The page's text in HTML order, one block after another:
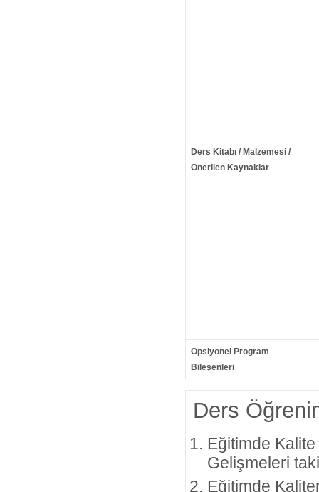
Ders Kitabı / Malzemesi /
Önerilen Kaynaklar
Opsiyonel Program
Bileşenleri
Ders
Eğitimde Kalite
Gelişmeleri
Eğitimde